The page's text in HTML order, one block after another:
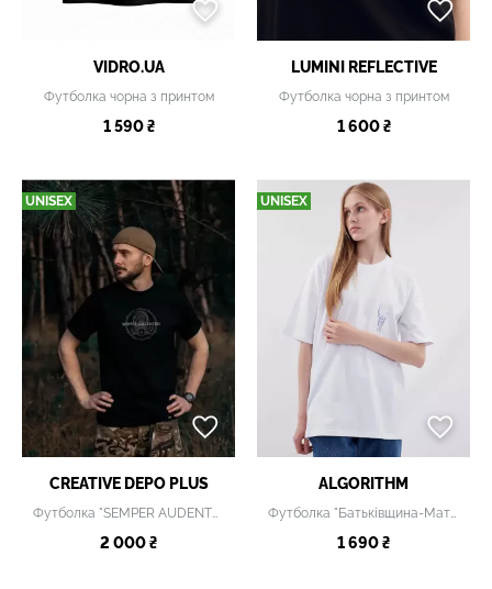
VIDRO.UA
Футболка чорна з принтом
1 590 ₴
LUMINI REFLECTIVE
Футболка чорна з принтом
1 600 ₴
UNISEX
CREATIVE DEPO PLUS
Футболка "SEMPER AUDENTES" чорна
2 000 ₴
UNISEX
ALGORITHM
Футболка "Батьківщина-Мати" біла
1 690 ₴